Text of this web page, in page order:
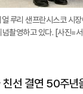
루리 샌프란시스코 시
촬영하고 있다. [사진=
선 결연 50주